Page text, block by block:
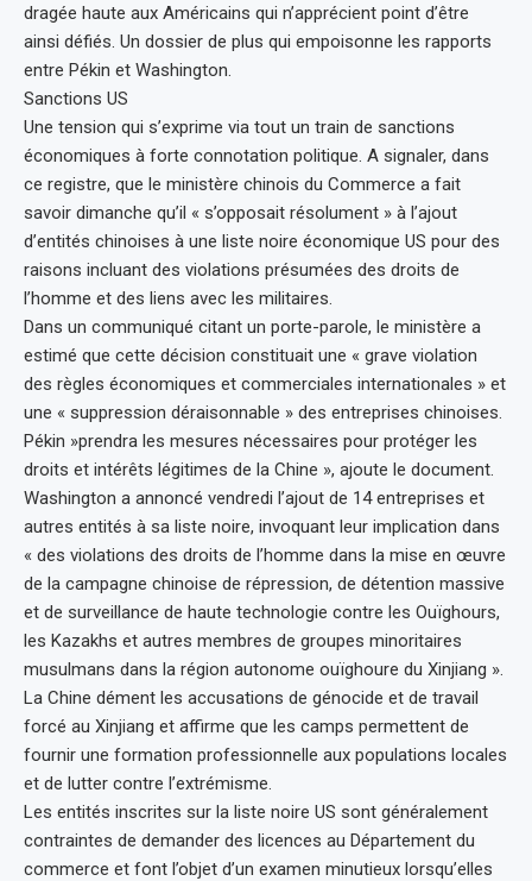
dragée haute aux Américains qui n’apprécient point d’être
ainsi défiés. Un dossier de plus qui empoisonne les rapports
entre Pékin et Washington.
Sanctions US
Une tension qui s’exprime via tout un train de sanctions
économiques à forte connotation politique. A signaler, dans
ce registre, que le ministère chinois du Commerce a fait
savoir dimanche qu’il « s’opposait résolument » à l’ajout
d’entités chinoises à une liste noire économique US pour des
raisons incluant des violations présumées des droits de
l’homme et des liens avec les militaires.
Dans un communiqué citant un porte-parole, le ministère a
estimé que cette décision constituait une « grave violation
des règles économiques et commerciales internationales » et
une « suppression déraisonnable » des entreprises chinoises.
Pékin »prendra les mesures nécessaires pour protéger les
droits et intérêts légitimes de la Chine », ajoute le document.
Washington a annoncé vendredi l’ajout de 14 entreprises et
autres entités à sa liste noire, invoquant leur implication dans
« des violations des droits de l’homme dans la mise en œuvre
de la campagne chinoise de répression, de détention massive
et de surveillance de haute technologie contre les Ouïghours,
les Kazakhs et autres membres de groupes minoritaires
musulmans dans la région autonome ouïghoure du Xinjiang ».
La Chine dément les accusations de génocide et de travail
forcé au Xinjiang et affirme que les camps permettent de
fournir une formation professionnelle aux populations locales
et de lutter contre l’extrémisme.
Les entités inscrites sur la liste noire US sont généralement
contraintes de demander des licences au Département du
commerce et font l’objet d’un examen minutieux lorsqu’elles